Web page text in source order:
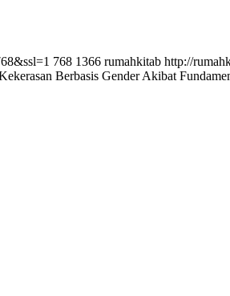
768 1366 rumahkitab http://
Berbasis Gender Akibat